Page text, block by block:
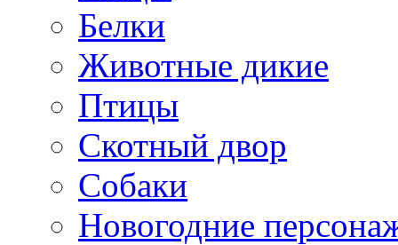
Белки
Животные дикие
Птицы
Скотный двор
Собаки
Новогодние